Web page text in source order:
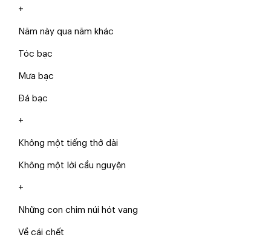
+
Năm này qua năm khác
Tóc bạc
Mưa bạc
Đá bạc
+
Không một tiếng thở dài
Không một lời cầu nguyện
+
Những con chim núi hót vang
Về cái chết